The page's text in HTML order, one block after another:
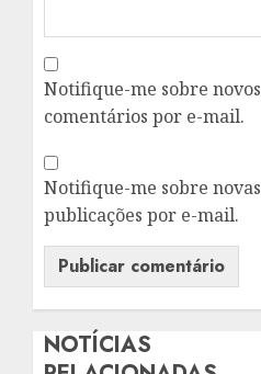
Notifique-me sobre novos
comentários por e-mail.
Notifique-me sobre novas
publicações por e-mail.
NOTÍCIAS